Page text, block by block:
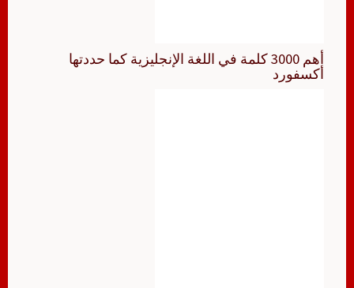
أهم 3000 كلمة في اللغة الإنجليزية كما حددتها
أكسفورد